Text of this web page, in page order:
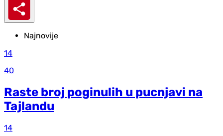
Najnovije
14
40
Raste broj poginulih u pucnjavi na
Tajlandu
14